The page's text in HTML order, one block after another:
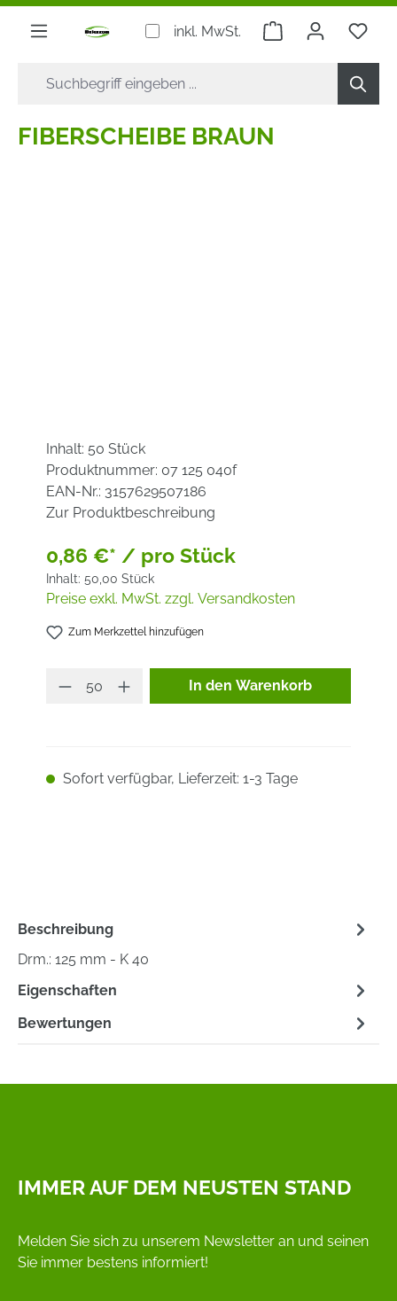
springen
inkl. MwSt. Warenkorb
FIBERSCHEIBE BRAUN
Inhalt: 50 Stück
Produktnummer: 07 125 040f
EAN-Nr.: 3157629507186
Zur Produktbeschreibung
0,86 €* / pro Stück
Inhalt: 50,00 Stück
Preise exkl. MwSt. zzgl. Versandkosten
Zum Merkzettel hinzufügen
Produkt Anzahl: Gib den
In den Warenkorb
Sofort verfügbar, Lieferzeit: 1-3 Tage
Beschreibung
Drm.: 125 mm - K 40
Eigenschaften
Bewertungen
IMMER AUF DEM NEUSTEN STAND
Melden Sie sich zu unserem Newsletter an und seinen
Sie immer bestens informiert!